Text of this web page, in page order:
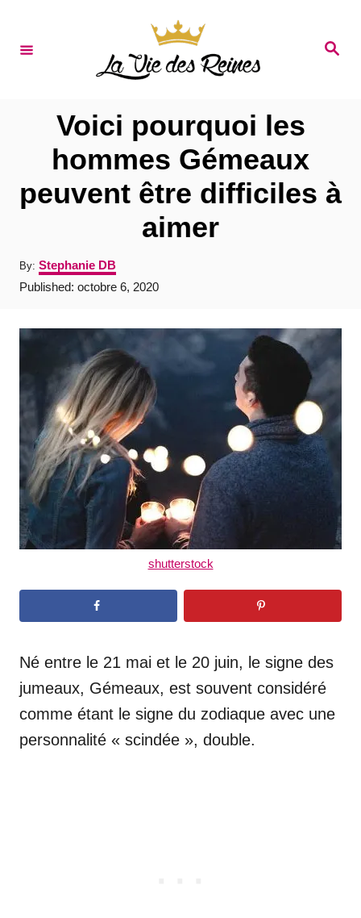
S
Voici pourquoi les
hommes Gémeaux
peuvent être difficiles à
aimer
By: A
u
t
o
Stephanie DB
P
t
Published: octobre 6, 2020
shutterstock
Né entre le 21 mai et le 20 juin, le signe des
jumeaux, Gémeaux, est souvent considéré
comme étant le signe du zodiaque avec une
personnalité « scindée », double.